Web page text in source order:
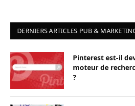
DERNIERS ARTICLES PUB &
Pinterest est-il
moteur de
?